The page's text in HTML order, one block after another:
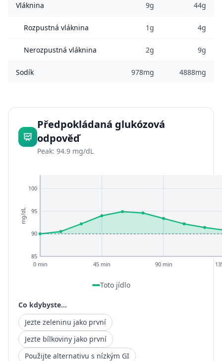
Vláknina 9g 44g
Rozpustná vláknina 1g 4g
Nerozpustná vláknina 2g 9g
Sodík 978mg 4888mg
Předpokládaná glukózová
odpověď
Peak: 94.9 mg/dL
85
90
95
100
0 min 45 min 90 min
mg/dL
Toto jídlo
Co kdybyste...
Jezte zeleninu jako první
Jezte bílkoviny jako první
Použijte alternativu s nízkým GI